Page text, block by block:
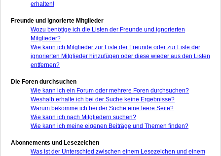
erhalten!
Freunde und ignorierte Mitglieder
Wozu benötige ich die Listen der Freunde und ignorierten
Mitglieder?
Wie kann ich Mitglieder zur Liste der Freunde oder zur Liste der
ignorierten Mitglieder hinzufügen oder diese wieder aus den Listen
entfernen?
Die Foren durchsuchen
Wie kann ich ein Forum oder mehrere Foren durchsuchen?
Weshalb erhalte ich bei der Suche keine Ergebnisse?
Warum bekomme ich bei der Suche eine leere Seite?
Wie kann ich nach Mitgliedern suchen?
Wie kann ich meine eigenen Beiträge und Themen finden?
Abonnements und Lesezeichen
Was ist der Unterschied zwischen einem Lesezeichen und einem